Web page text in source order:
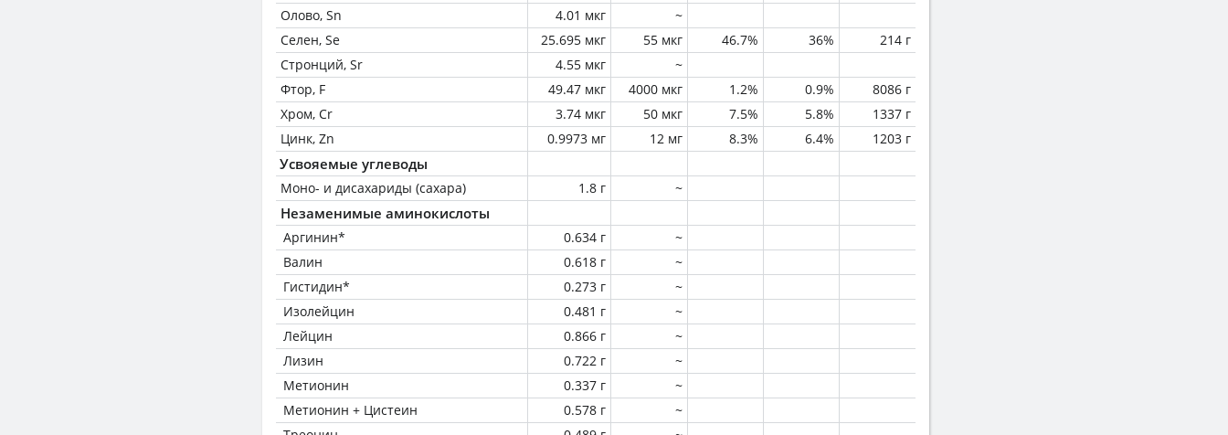
Олово, Sn
4.01 мкг
~
Селен, Se
25.695 мкг 55 мкг 46.7% 36%
214 г
Стронций, Sr
4.55 мкг
~
Фтор, F
49.47 мкг 4000 мкг 1.2% 0.9%
8086 г
Хром, Cr
3.74 мкг 50 мкг 7.5% 5.8%
1337 г
Цинк, Zn
0.9973 мг 12 мг 8.3% 6.4% 1203 г
Усвояемые углеводы
Моно- и дисахариды (сахара) 1.8 г ~
Незаменимые аминокислоты
Аргинин* 0.634 г
~
Валин
0.618 г
~
Гистидин*
0.273 г
~
Изолейцин
0.481 г
~
Лейцин
0.866 г
~
Лизин
0.722 г
~
Метионин
0.337 г
~
Метионин + Цистеин
0.578 г
~